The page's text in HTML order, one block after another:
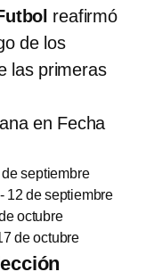
reafirmó
de los
las primeras
en Fecha
septiembre
12 de septiembre
octubre
de octubre